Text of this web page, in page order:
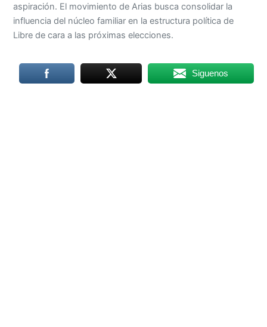
aspiración. El movimiento de Arias busca consolidar la
influencia del núcleo familiar en la estructura política de
Libre de cara a las próximas elecciones.
Siguenos